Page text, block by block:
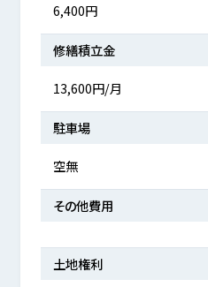
6,400円
修繕積立金
13,600円/月
駐車場
空無
その他費用
土地権利